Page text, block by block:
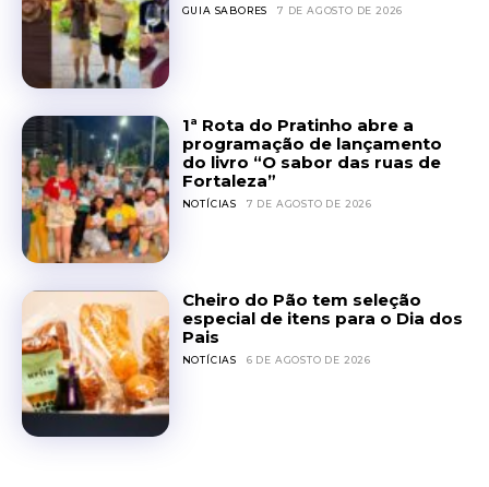
GUIA SABORES 7 DE AGOSTO DE 2026
1ª Rota do Pratinho abre a
programação de lançamento
do livro “O sabor das ruas de
Fortaleza”
NOTÍCIAS 7 DE AGOSTO DE 2026
Cheiro do Pão tem seleção
especial de itens para o Dia dos
Pais
NOTÍCIAS 6 DE AGOSTO DE 2026